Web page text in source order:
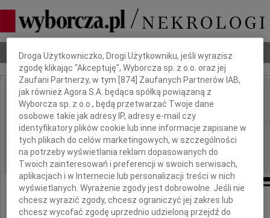
Nekrologi Odeszli Poradnik pogrzebowy
IMIĘ I NAZWISKO: Lidia Maria Zabrocka
REGION: Gdańsk
DATA EMISJI: 30.09.2016
Dbamy o Twoją prywatność
Droga Użytkowniczko, Drogi Użytkowniku, jeśli wyrazisz
zgodę klikając "Akceptuję", Wyborcza sp. z o.o. oraz jej
Zaufani Partnerzy, w tym [874 ] Zaufanych Partnerów IAB,
jak również Agora S.A. będąca spółką powiązaną z
Wyborcza sp. z o.o., będą przetwarzać Twoje dane
osobowe takie jak adresy IP, adresy e-mail czy
identyfikatory plików cookie lub inne informacje zapisane w
tych plikach do celów marketingowych, w szczególności
na potrzeby wyświetlania reklam dopasowanych do
Twoich zainteresowań i preferencji w swoich serwisach,
aplikacjach i w Internecie lub personalizacji treści w nich
wyświetlanych. Wyrażenie zgody jest dobrowolne. Jeśli nie
chcesz wyrazić zgody, chcesz ograniczyć jej zakres lub
chcesz wycofać zgodę uprzednio udzieloną przejdź do